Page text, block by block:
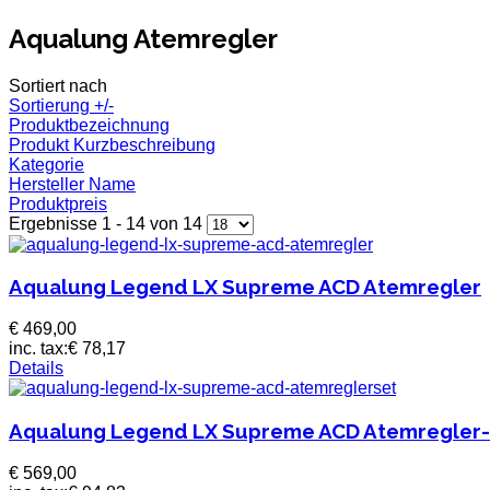
Aqualung Atemregler
Sortiert nach
Sortierung +/-
Produktbezeichnung
Produkt Kurzbeschreibung
Kategorie
Hersteller Name
Produktpreis
Ergebnisse 1 - 14 von 14
Aqualung Legend LX Supreme ACD Atemregler
€ 469,00
inc. tax:€ 78,17
Details
Aqualung Legend LX Supreme ACD
€ 569,00